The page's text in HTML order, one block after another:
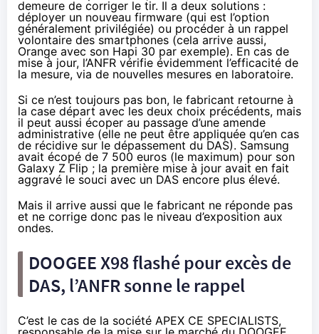
demeure de corriger le tir. Il a deux solutions :
déployer un nouveau firmware (qui est l’option
généralement privilégiée) ou procéder à un rappel
volontaire des smartphones (cela arrive aussi,
Orange avec son Hapi 30 par exemple). En cas de
mise à jour, l’ANFR vérifie évidemment l’efficacité de
la mesure, via de nouvelles mesures en laboratoire.
Si ce n’est toujours pas bon, le fabricant retourne à
la case départ avec les deux choix précédents, mais
il peut aussi écoper au passage d’une amende
administrative (elle ne peut être appliquée qu’en cas
de récidive sur le dépassement du DAS). Samsung
avait écopé de 7 500 euros (le maximum) pour son
Galaxy Z Flip ; la première mise à jour avait en fait
aggravé le souci avec un DAS encore plus élevé.
Mais il arrive aussi que le fabricant ne réponde pas
et ne corrige donc pas le niveau d’exposition aux
ondes.
DOOGEE X98 flashé pour excès de
DAS, l’ANFR sonne le rappel
C’est le cas de la société APEX CE SPECIALISTS,